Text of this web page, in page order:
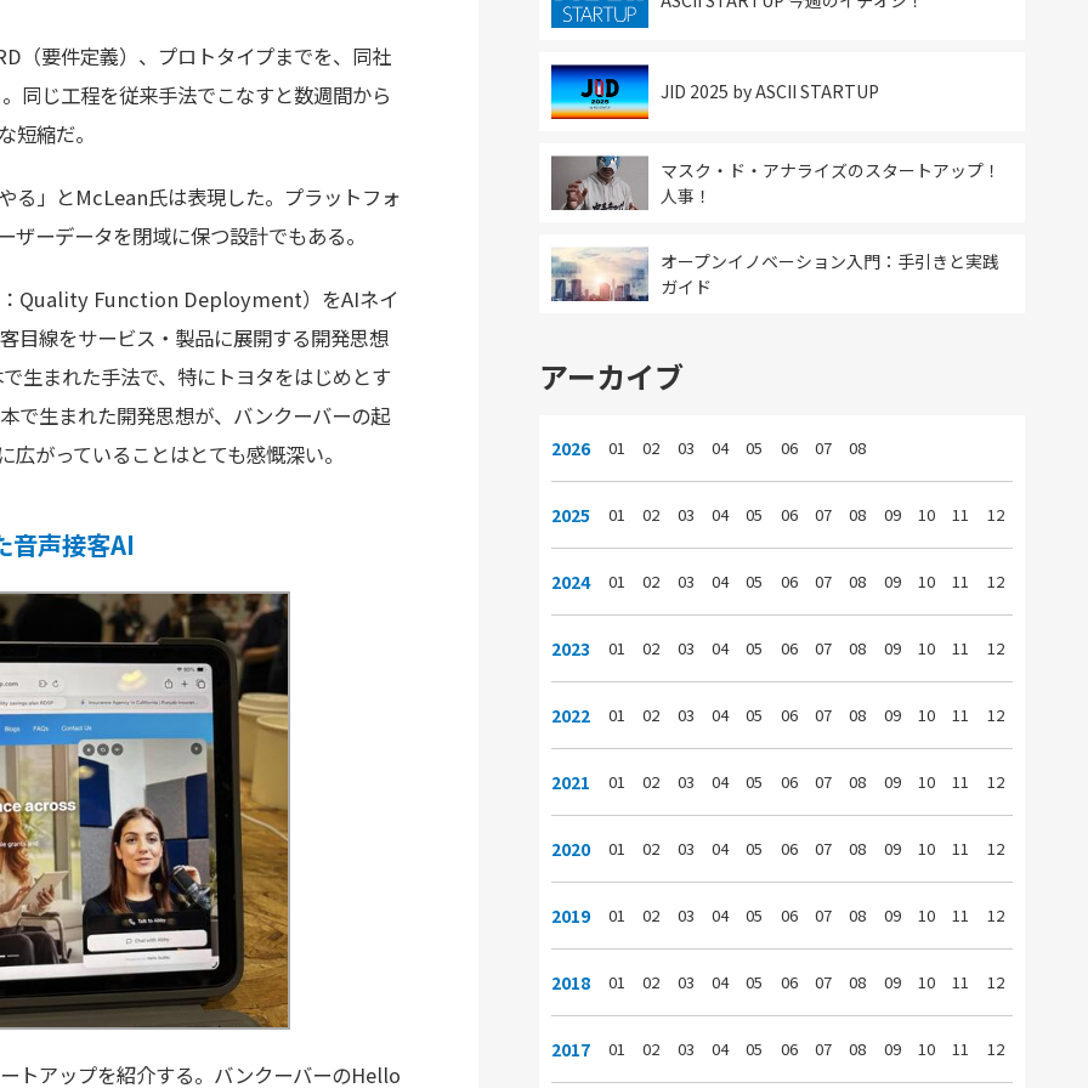
要件定義）、プロトタイプまでを、同社
同じ工程を従来手法でこなすと数週間から
短縮だ。
る」とMcLean氏は表現した。プラットフォ
ーデータを閉域に保つ設計でもある。
Quality Function Deployment）をAIネイ
目線をサービス・製品に展開する開発思想
生まれた手法で、特にトヨタをはじめとす
で生まれた開発思想が、バンクーバーの起
がっていることはとても感慨深い。
声接客AI
アップを紹介する。バンクーバーのHello
JID 2025 by ASCII STARTUP
マスク・ド・アナライズのスタートアップ！
人事！
オープンイノベーション入門：手引きと実践
ガイド
アーカイブ
2026 01 02 03 04 05 06 07 08
2025 01 02 03 04 05 06 07 08 09 10 11 12
2024 01 02 03 04 05 06 07 08 09 10 11 12
2023 01 02 03 04 05 06 07 08 09 10 11 12
2022 01 02 03 04 05 06 07 08 09 10 11 12
2021 01 02 03 04 05 06 07 08 09 10 11 12
2020 01 02 03 04 05 06 07 08 09 10 11 12
2019 01 02 03 04 05 06 07 08 09 10 11 12
2018 01 02 03 04 05 06 07 08 09 10 11 12
2017 01 02 03 04 05 06 07 08 09 10 11 12